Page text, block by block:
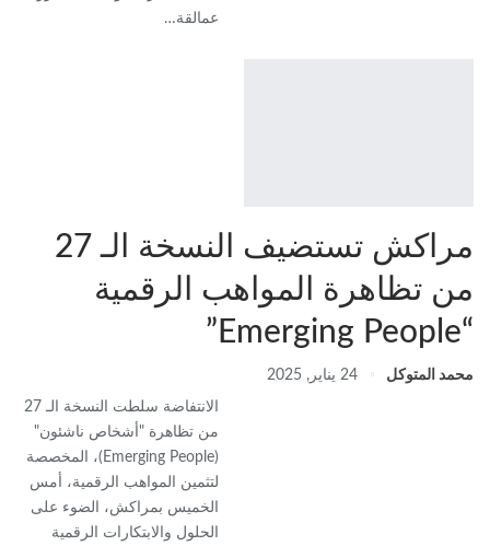
عمالقة…
مراكش تستضيف النسخة الـ 27
من تظاهرة المواهب الرقمية
“Emerging People”
محمد المتوكل 24 يناير, 2025
الانتفاضة سلطت النسخة الـ 27
من تظاهرة "أشخاص ناشئون"
(Emerging People)، المخصصة
لتثمين المواهب الرقمية، أمس
الخميس بمراكش، الضوء على
الحلول والابتكارات الرقمية